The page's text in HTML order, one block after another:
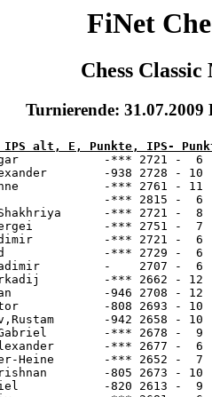
FiNet
Chess
Turnierende:
IPS alt, E, Punkte, IPS-